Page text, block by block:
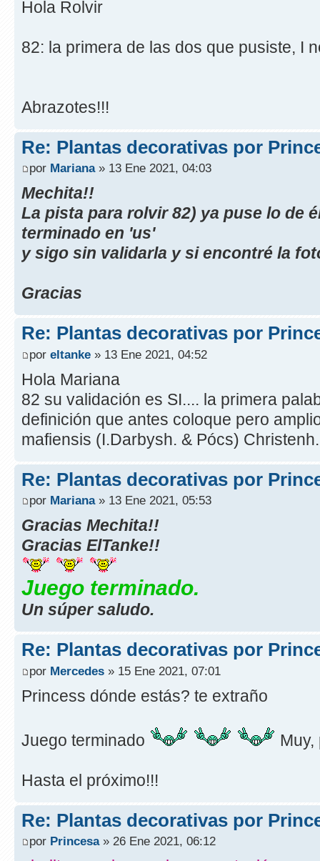
Hola Rolvir
82: la primera de las dos que pusiste, I
Abrazotes!!!
Re: Plantas decorativas por
por Mariana» 13 Ene 2021, 04:03
Mechita!!
La pista para rolvir 82) ya puse lo de
terminado en 'us'
y sigo sin validarla y si encontré la
Gracias
Re: Plantas decorativas por
por eltanke » 13 Ene 2021, 04:52
Hola Mariana
82 su validación es SI.... la primera
definición que antes coloque pero
mafiensis (I.Darbysh. & Pócs) Christenh.
Re: Plantas decorativas por
por Mariana» 13 Ene 2021, 05:53
Gracias Mechita!!
Gracias ElTanke!!
Juego terminado.
Un súper saludo.
Re: Plantas decorativas por
por Mercedes » 15 Ene 2021, 07:01
Princess dónde estás? te extraño
Juego terminado
Hasta el próximo!!!
Re: Plantas decorativas por
por Princesa» 26 Ene 2021, 06:12